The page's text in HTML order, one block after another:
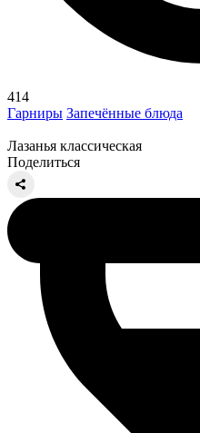
414
Гарниры Запечённые блюда
Лазанья классическая
Поделиться